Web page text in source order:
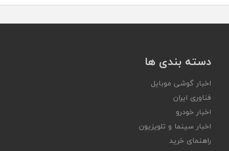
دسته بندی ها
اخبار گوشی موبایل
فناوری ایران
اخبار خودرو
اخبار سینما و تلویزیون
راهنمای خرید